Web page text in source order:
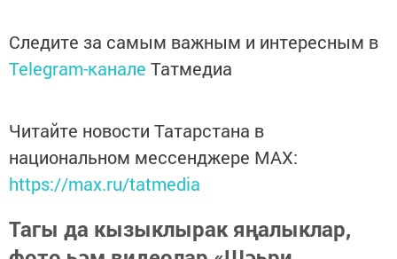
Следите за самым важным и интересным в
Telegram-канале Татмедиа
Читайте новости Татарстана в
национальном мессенджере MАХ:
https://max.ru/tatmedia
Тагы да кызыклырак яңалыклар,